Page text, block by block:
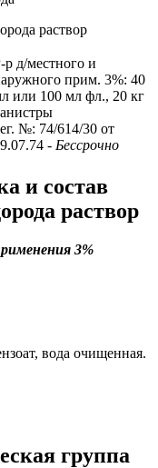
раствор
р д/местного и
прим. 3%: 40
или 100 мл фл., 20 кг
№: 74/614/30 от
- Бессрочно
и состав
раствор
3%
вода очищенная.
группа